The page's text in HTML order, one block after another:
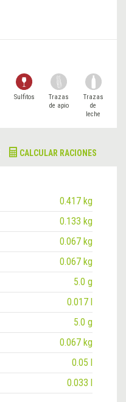
Sulfitos
Trazas
de apio
Trazas
de
leche
CALCULAR RACIONES
0.417 kg
0.133 kg
0.067 kg
0.067 kg
5.0 g
0.017 l
5.0 g
0.067 kg
0.05 l
0.033 l